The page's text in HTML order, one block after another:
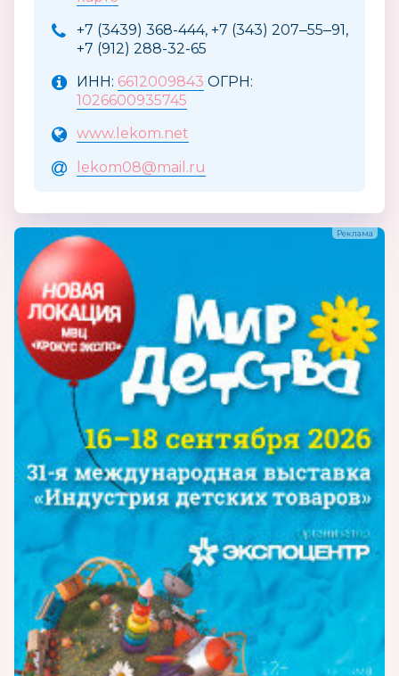
+7 (3439) 368-444, +7 (343) 207‒55‒91,
+7 (912) 288-32-65
ИНН: 6612009843 ОГРН:
1026600935745
www.lekom.net
lekom08@mail.ru